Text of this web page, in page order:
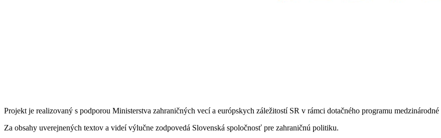
Projekt je realizovaný s podporou Ministerstva zahraničných vecí a európskych záležitostí SR v rámci dotačného programu
Za obsahy uverejnených textov a videí výlučne zodpovedá Slovenská spoločnosť pre zahraničnú politiku.